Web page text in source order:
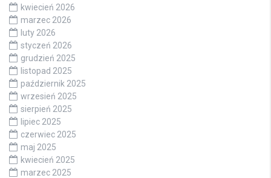
kwiecień 2026
marzec 2026
luty 2026
styczeń 2026
grudzień 2025
listopad 2025
październik 2025
wrzesień 2025
sierpień 2025
lipiec 2025
czerwiec 2025
maj 2025
kwiecień 2025
marzec 2025